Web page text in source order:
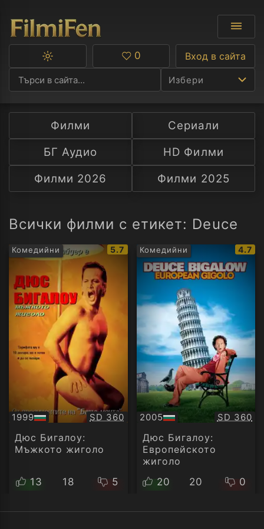
Избери
Ф
С
А
Превключване
тъмна
тема
Любими
0 Вход в сайта
Филми
Сериали
БГ Аудио
HD Филми
Филми 2026
Филми 2025
Всички филми с етикет: Deuce
Комедийни
IMDb
рейтинг:
5.7
1999
БГ
аудио
Качество:
SD 360
Дюс Бигалоу:
Мъжкото жиголо
13 18 5
Комедийни
IMDb
4.7
2005
БГ
аудио
SD 360
Дюс Бигалоу:
Европейското
жиголо
20
20 0